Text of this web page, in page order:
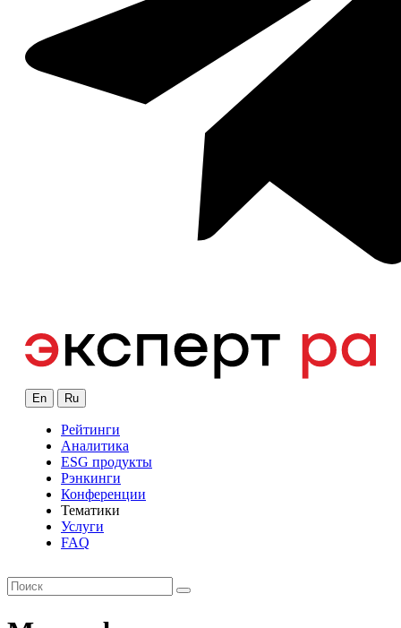
En Ru
Рейтинги
Аналитика
ESG продукты
Рэнкинги
Конференции
Тематики
Услуги
FAQ